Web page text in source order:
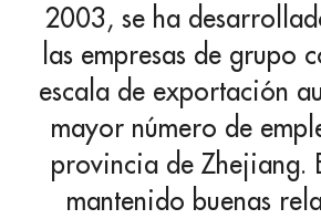
2003, se ha
las empresas de grupo
escala de exportación
mayor número de
provincia de Zhejiang.
mantenido buenas